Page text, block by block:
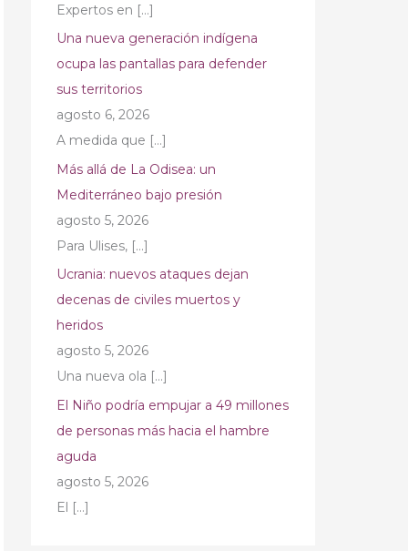
Expertos en […]
Una nueva generación indígena
ocupa las pantallas para defender
sus territorios
agosto 6, 2026
A medida que […]
Más allá de La Odisea: un
Mediterráneo bajo presión
agosto 5, 2026
Para Ulises, […]
Ucrania: nuevos ataques dejan
decenas de civiles muertos y
heridos
agosto 5, 2026
Una nueva ola […]
El Niño podría empujar a 49 millones
de personas más hacia el hambre
aguda
agosto 5, 2026
El […]